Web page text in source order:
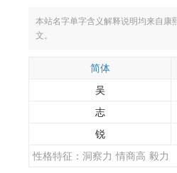
本站名字单字含义解释说明均来自康
文。
简体
吴
志
锐
性格特征： 洞察力 情商高 毅力